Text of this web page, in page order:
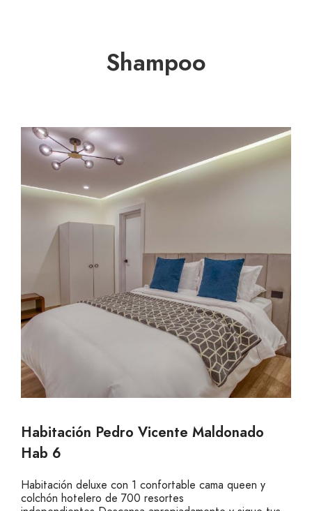
Shampoo
Habitación Pedro Vicente Maldonado
Hab 6
Habitación deluxe con 1 confortable cama queen y
colchón hotelero de 700 resortes